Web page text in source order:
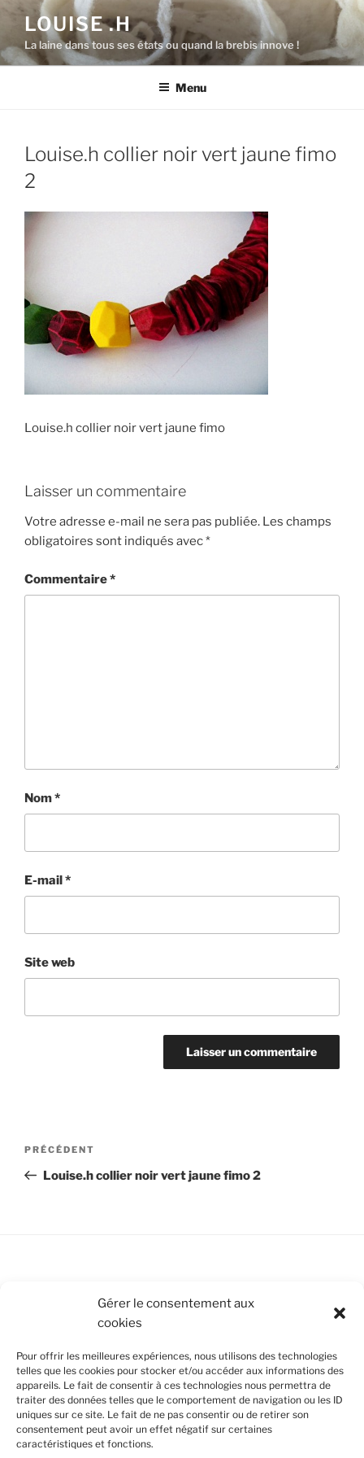
Gérer le consentement aux
cookies
Pour offrir les meilleures expériences, nous utilisons des technologies
telles que les cookies pour stocker et/ou accéder aux informations des
appareils. Le fait de consentir à ces technologies nous permettra de
traiter des données telles que le comportement de navigation ou les ID
uniques sur ce site. Le fait de ne pas consentir ou de retirer son
consentement peut avoir un effet négatif sur certaines
caractéristiques et fonctions.
Aller
contenu
principal
LOUISE .H
La laine dans tous ses états ou quand la brebis innove !
Menu
Louise.h collier noir vert jaune fimo
2
Louise.h collier noir vert jaune fimo
Laisser un commentaire
Votre adresse e-mail ne sera pas publiée. Les champs
obligatoires sont indiqués avec*
Commentaire*
Nom*
E-mail*
Site web
Navigation
l’article
Article
précédent
PRÉCÉDENT
Louise.h collier noir vert jaune fimo 2
Conditions Générales de Vente
Mentions légales
Politique de cookies (UE)
SUIVEZ-NOUS
FacebookInstagram